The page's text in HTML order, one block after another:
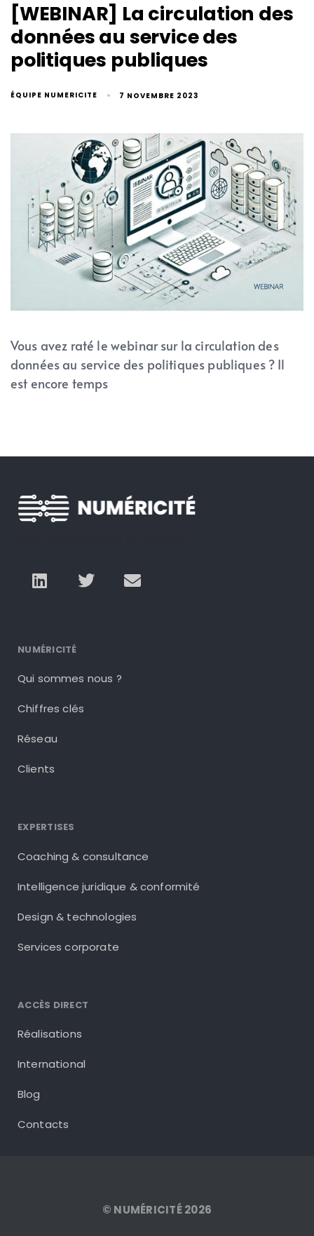
[WEBINAR] La circulation des
données au service des
politiques publiques
ÉQUIPE NUMERICITE 7 NOVEMBRE 2023
Vous avez raté le webinar sur la circulation des
données au service des politiques publiques ? Il
est encore temps
NUMÉRICITÉ
Qui sommes nous ?
Chiffres clés
Réseau
Clients
EXPERTISES
Coaching & consultance
Intelligence juridique & conformité
Design & technologies
Services corporate
ACCÈS DIRECT
Réalisations
International
Blog
Contacts
© NUMÉRICITÉ 2026